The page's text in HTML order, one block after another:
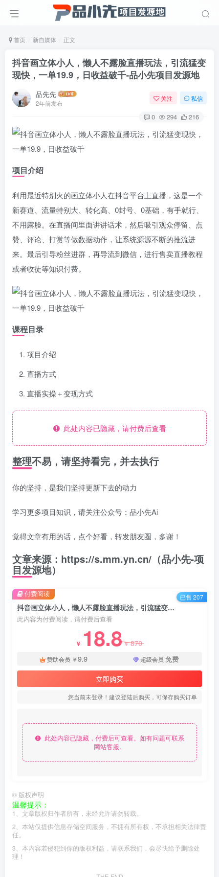
首页 新自媒体 正文
抖音画立体小人，懒人不露脸直播玩法，引流猛变
现快，一单19.9，日收益破千-品小先项目发源地
品先先
2年前发布
关注 私信
0 294 216
项目介绍
利用最近特别火的画立体小人在抖音平台上直播，这是一个
新赛道、流量特别大、转化高、0封号、0基础，有手就行、
不用露脸。在直播间里面讲讲话术，然后吸引观众停留、点
赞、评论、打赏等做数据动作，让系统源源不断的推流进
来。最后引导粉丝进群，再导流到微信，进行售卖直播教程
或者收徒等知识付费。
课程目录
项目介绍
直播方式
直播实操＋变现方式
此处内容已隐藏，请付费后查看
整理不易，请坚持看完，并去执行
你的坚持，是我们坚持更新下去的动力
学习更多项目知识，请关注公众号：品小先Ai
觉得文章有用的话，点个好看，转发朋友圈，多谢！
文章来源：https://s.mm.yn.cn/（品小先-项
目发源地）
抖音画立体小人，懒人不露脸直播玩法，引流猛变现快，一单19.9，日收益破千 - 资源之家
此内容为付费阅读，请付费后查看
￥ 18.8￥870
赞助会员 ￥9.9 超级会员 免费
立即购买
您当前未登录！建议登陆后购买，可保存购买订单
此处内容已隐藏，付费后可查看。如有问题可联系
网站客服。
付费阅读 已售 207
© 版权声明
温馨提示：
1、文章版权归作者所有，未经允许请勿转载。
2、本站仅提供信息存储空间服务，不拥有所有权，不承担相关法律责
任。
3、本内容若侵犯到你的版权利益，请联系我们，会尽快给予删除处
理！